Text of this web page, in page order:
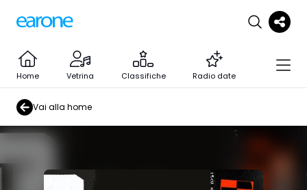
Home Vetrina Classifiche Radio date
Vai alla home